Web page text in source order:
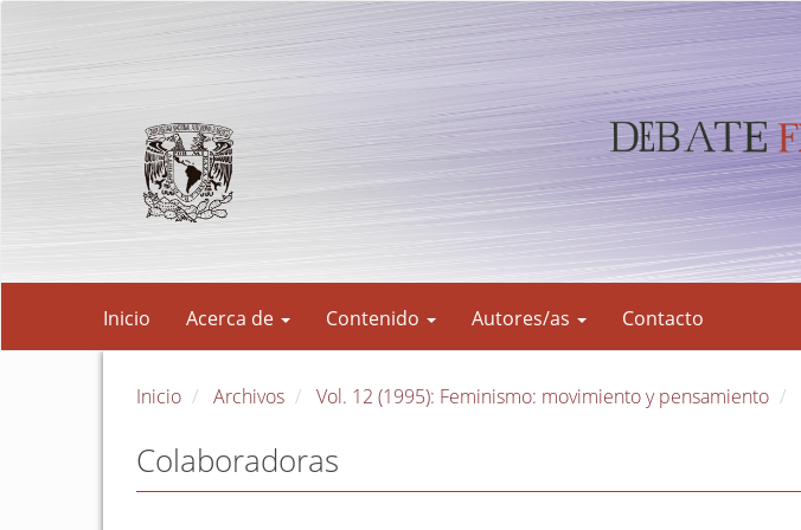
principal
Inicio Acerca de Contenido Autores/as Contacto
Inicio Archivos Vol. 12 (1995): Feminismo: movimiento y pensamiento
Colaboradoras